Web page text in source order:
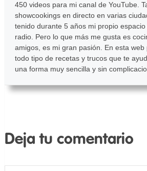
450 videos para mi canal de YouTube.
showcookings en directo en varias
tenido durante 5 años mi propio
radio. Pero lo que más me gusta es
amigos, es mi gran pasión. En esta
todo tipo de recetas y trucos que te
una forma muy sencilla y sin
Deja tu comentario